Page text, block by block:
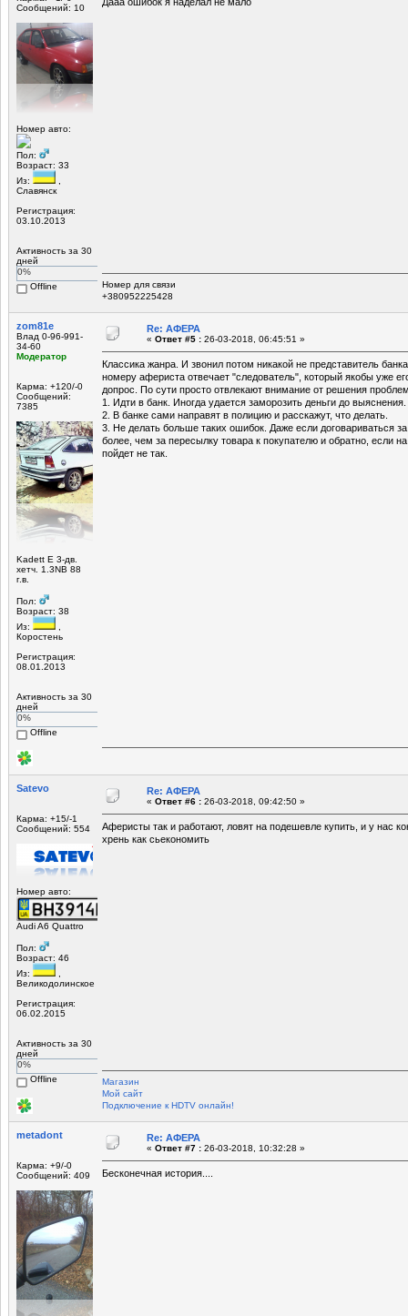
Сообщений: 10
Номер авто:
Пол:
Возраст: 33
Из:
Славянск
Регистрация:
03.10.2013
Активность за 30
дней
0%
Offline
Номер для связи
+380952225428
zom81e
Влад 0-96-991-
34-60
Модератор
Карма: +120/-0
Сообщений:
7385
Kadett E 3-дв.
хетч. 1.3NB 88
г.в.
Пол:
Возраст: 38
Из:
Коростень
Регистрация:
08.01.2013
Активность за 30
дней
0%
Offline
Re: АФЕРА
« Ответ #5 : 26-03-2018, 06:45:51 »
Классика жанра. И звонил потом никакой не представитель
номеру афериста отвечает "следователь", который якобы уже
допрос. По сути просто отвлекают внимание от решения
1. Идти в банк. Иногда удается заморозить деньги до выяснения.
2. В банке сами направят в полицию и расскажут, что делать.
3. Не делать больше таких ошибок. Даже если договариваться
более, чем за пересылку товара к покупателю и обратно, если
пойдет не так.
Satevo
Карма: +15/-1
Сообщений: 554
Номер авто:
Audi A6 Quattro
Пол:
Возраст: 46
Из:
,
Великодолинское
Регистрация:
06.02.2015
Активность за 30
дней
0%
Offline
Re: АФЕРА
« Ответ #6 : 26-03-2018, 09:42:50 »
Аферисты так и работают, ловят на подешевле купить, и у нас
хрень как сьекономить
Магазин
Мой сайт
Подключение к HDTV онлайн!
metadont
Карма: +9/-0
Сообщений: 409
Re: АФЕРА
« Ответ #7 : 26-03-2018, 10:32:28 »
Бесконечная история....